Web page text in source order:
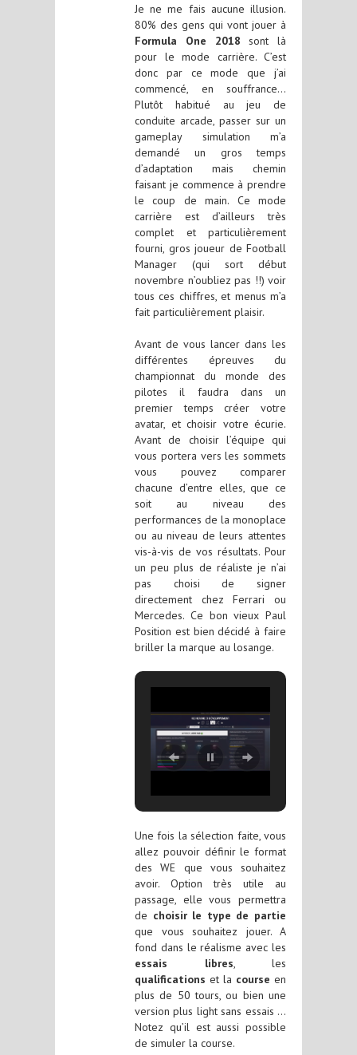
Je ne me fais aucune illusion.
80% des gens qui vont jouer à
Formula One 2018 sont là
pour le mode carrière. C’est
donc par ce mode que j’ai
commencé, en souffrance…
Plutôt habitué au jeu de
conduite arcade, passer sur un
gameplay simulation m’a
demandé un gros temps
d’adaptation mais chemin
faisant je commence à prendre
le coup de main. Ce mode
carrière est d’ailleurs très
complet et particulièrement
fourni, gros joueur de Football
Manager (qui sort début
novembre n’oubliez pas !!) voir
tous ces chiffres, et menus m’a
fait particulièrement plaisir.
Avant de vous lancer dans les
différentes épreuves du
championnat du monde des
pilotes il faudra dans un
premier temps créer votre
avatar, et choisir votre écurie.
Avant de choisir l’équipe qui
vous portera vers les sommets
vous pouvez comparer
chacune d’entre elles, que ce
soit au niveau des
performances de la monoplace
ou au niveau de leurs attentes
vis-à-vis de vos résultats. Pour
un peu plus de réaliste je n’ai
pas choisi de signer
directement chez Ferrari ou
Mercedes. Ce bon vieux Paul
Position est bien décidé à faire
briller la marque au losange.
Une fois la sélection faite, vous
allez pouvoir définir le format
des WE que vous souhaitez
avoir. Option très utile au
passage, elle vous permettra
de choisir le type de partie
que vous souhaitez jouer. A
fond dans le réalisme avec les
essais libres, les
qualifications et la course en
plus de 50 tours, ou bien une
version plus light sans essais …
Notez qu’il est aussi possible
de simuler la course.